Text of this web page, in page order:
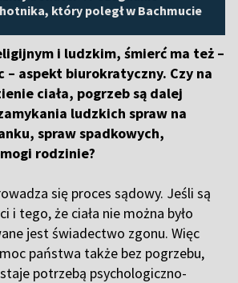
który poległ w Bachmucie
i ludzkim, śmierć ma też –
aspekt biurokratyczny. Czy na
ciała, pogrzeb są dalej
ludzkich spraw na
spraw spadkowych,
rodzinie?
się proces sądowy. Jeśli są
i tego, że ciała nie można było
jest świadectwo zgonu. Więc
państwa także bez pogrzebu,
potrzebą psychologiczno-